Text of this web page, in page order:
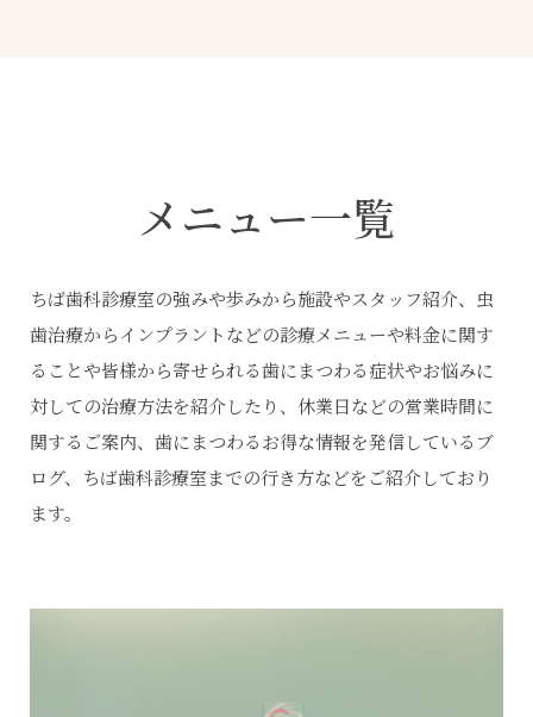
メニュー一覧
ちば歯科診療室の強みや歩みから施設やスタッフ紹介、虫
歯治療からインプラントなどの診療メニューや料金に関す
ることや皆様から寄せられる歯にまつわる症状やお悩みに
対しての治療方法を紹介したり、休業日などの営業時間に
関するご案内、歯にまつわるお得な情報を発信しているブ
ログ、ちば歯科診療室までの行き方などをご紹介しており
ます。